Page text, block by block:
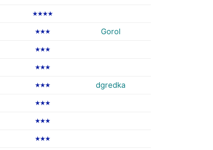
★★★★
★★★ Gorol
★★★
★★★
★★★ dgredka
★★★
★★★
★★★